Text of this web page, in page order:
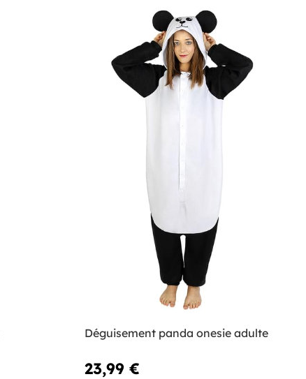
Déguisement panda onesie adulte
23,99 €